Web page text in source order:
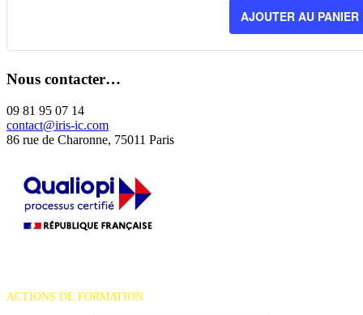
DE
AJOUTER AU PANIER
Nous contacter…
09 81 95 07 14
contact@iris-ic.com
86 rue de Charonne, 75011 Paris
ACTIONS DE FORMATION